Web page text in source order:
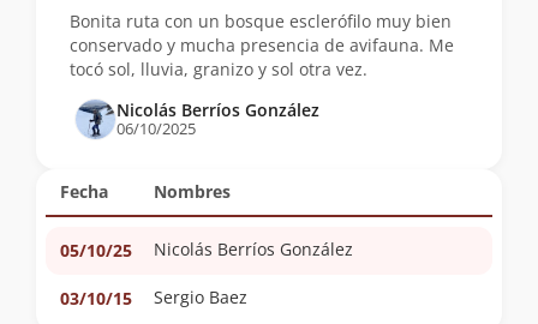
Fecha Nombres
05/10/25 Nicolás Berríos González
03/10/15 Sergio Baez
Bonita ruta con un bosque esclerófilo muy bien
conservado y mucha presencia de avifauna. Me
tocó sol, lluvia, granizo y sol otra vez.
Nicolás Berríos González
06/10/2025